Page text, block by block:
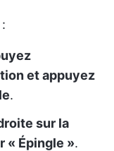
et appuyez
.
sur la
« Épingle ».